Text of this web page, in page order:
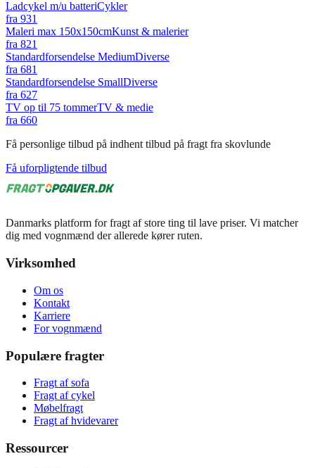
Ladcykel m/u batteriCykler
fra 931
Maleri max 150x150cmKunst & malerier
fra 821
Standardforsendelse MediumDiverse
fra 681
Standardforsendelse SmallDiverse
fra 627
TV op til 75 tommerTV & medie
fra 660
Få personlige tilbud på indhent tilbud på fragt fra skovlunde
Få uforpligtende tilbud
Danmarks platform for fragt af store ting til lave priser. Vi matcher
dig med vognmænd der allerede kører ruten.
Virksomhed
Om os
Kontakt
Karriere
For vognmænd
Populære fragter
Fragt af sofa
Fragt af cykel
Møbelfragt
Fragt af hvidevarer
Ressourcer